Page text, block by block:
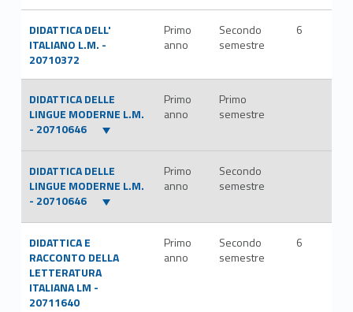
DIDATTICA DELL'
ITALIANO L.M. -
20710372
Primo
anno
Secondo
semestre
6
DIDATTICA DELLE
LINGUE MODERNE L.M.
- 20710646
Primo
anno
Primo
semestre
DIDATTICA DELLE
LINGUE MODERNE L.M.
- 20710646
Primo
anno
Secondo
semestre
DIDATTICA E
RACCONTO DELLA
LETTERATURA
ITALIANA LM -
20711640
Primo
anno
Secondo
semestre
6